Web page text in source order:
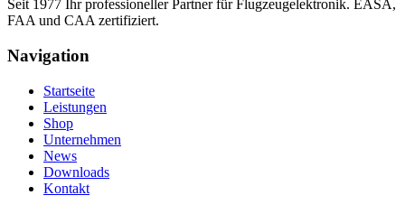
Seit 1977 Ihr professioneller Partner für Flugzeugelektronik. EASA,
FAA und CAA zertifiziert.
Navigation
Startseite
Leistungen
Shop
Unternehmen
News
Downloads
Kontakt